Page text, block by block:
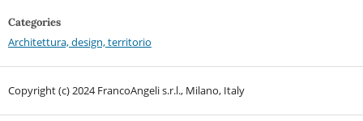
Categories
Architettura, design, territorio
Copyright (c) 2024 FrancoAngeli s.r.l., Milano, Italy